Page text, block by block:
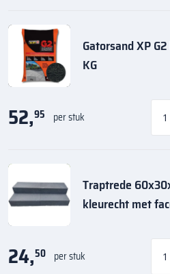
Gatorsand XP
KG
52,95 per stuk
Traptrede
kleurecht met
24,50 per stuk